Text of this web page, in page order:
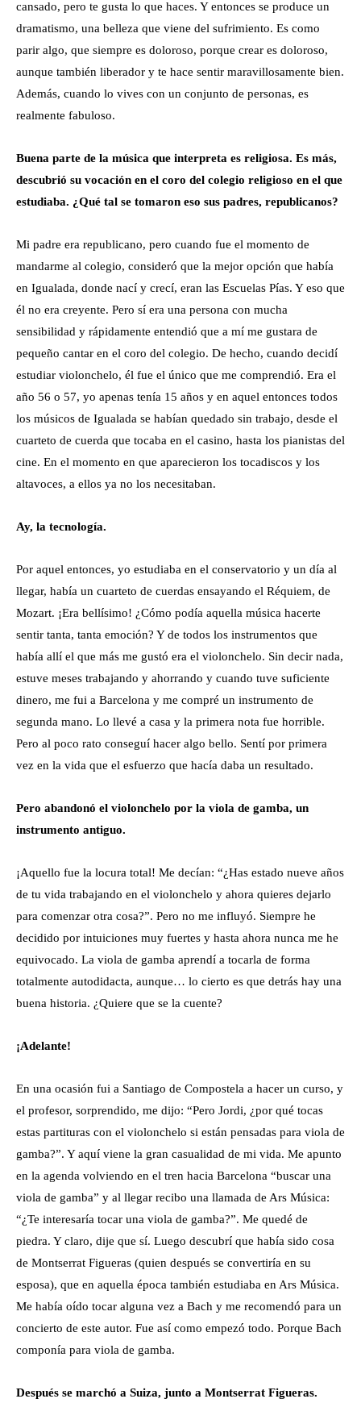
cansado, pero te gusta lo que haces. Y entonces se produce un
dramatismo, una belleza que viene del sufrimiento. Es como
parir algo, que siempre es doloroso, porque crear es doloroso,
aunque también liberador y te hace sentir maravillosamente bien.
Además, cuando lo vives con un conjunto de personas, es
realmente fabuloso.
Buena parte de la música que interpreta es religiosa. Es más,
descubrió su vocación en el coro del colegio religioso en el que
estudiaba. ¿Qué tal se tomaron eso sus padres, republicanos?
Mi padre era republicano, pero cuando fue el momento de
mandarme al colegio, consideró que la mejor opción que había
en Igualada, donde nací y crecí, eran las Escuelas Pías. Y eso que
él no era creyente. Pero sí era una persona con mucha
sensibilidad y rápidamente entendió que a mí me gustara de
pequeño cantar en el coro del colegio. De hecho, cuando decidí
estudiar violonchelo, él fue el único que me comprendió. Era el
año 56 o 57, yo apenas tenía 15 años y en aquel entonces todos
los músicos de Igualada se habían quedado sin trabajo, desde el
cuarteto de cuerda que tocaba en el casino, hasta los pianistas del
cine. En el momento en que aparecieron los tocadiscos y los
altavoces, a ellos ya no los necesitaban.
Ay, la tecnología.
Por aquel entonces, yo estudiaba en el conservatorio y un día al
llegar, había un cuarteto de cuerdas ensayando el Réquiem, de
Mozart. ¡Era bellísimo! ¿Cómo podía aquella música hacerte
sentir tanta, tanta emoción? Y de todos los instrumentos que
había allí el que más me gustó era el violonchelo. Sin decir nada,
estuve meses trabajando y ahorrando y cuando tuve suficiente
dinero, me fui a Barcelona y me compré un instrumento de
segunda mano. Lo llevé a casa y la primera nota fue horrible.
Pero al poco rato conseguí hacer algo bello. Sentí por primera
vez en la vida que el esfuerzo que hacía daba un resultado.
Pero abandonó el violonchelo por la viola de gamba, un
instrumento antiguo.
¡Aquello fue la locura total! Me decían: “¿Has estado nueve años
de tu vida trabajando en el violonchelo y ahora quieres dejarlo
para comenzar otra cosa?”. Pero no me influyó. Siempre he
decidido por intuiciones muy fuertes y hasta ahora nunca me he
equivocado. La viola de gamba aprendí a tocarla de forma
totalmente autodidacta, aunque… lo cierto es que detrás hay una
buena historia. ¿Quiere que se la cuente?
¡Adelante!
En una ocasión fui a Santiago de Compostela a hacer un curso, y
el profesor, sorprendido, me dijo: “Pero Jordi, ¿por qué tocas
estas partituras con el violonchelo si están pensadas para viola de
gamba?”. Y aquí viene la gran casualidad de mi vida. Me apunto
en la agenda volviendo en el tren hacia Barcelona “buscar una
viola de gamba” y al llegar recibo una llamada de Ars Música:
“¿Te interesaría tocar una viola de gamba?”. Me quedé de
piedra. Y claro, dije que sí. Luego descubrí que había sido cosa
de Montserrat Figueras (quien después se convertiría en su
esposa), que en aquella época también estudiaba en Ars Música.
Me había oído tocar alguna vez a Bach y me recomendó para un
concierto de este autor. Fue así como empezó todo. Porque Bach
componía para viola de gamba.
Después se marchó a Suiza, junto a Montserrat Figueras.